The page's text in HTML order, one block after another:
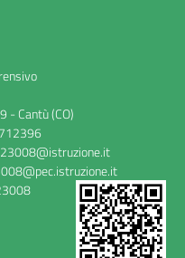
- Cantù (CO)